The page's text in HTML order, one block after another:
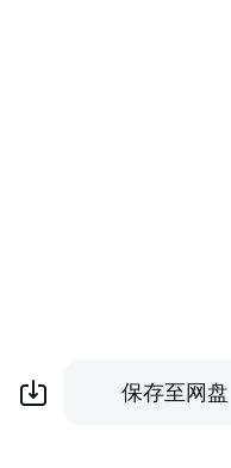
保存至网盘